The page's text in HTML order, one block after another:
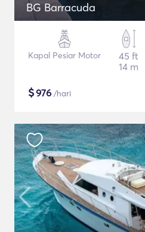
BG Barracuda
Kapal Pesiar Motor
45 ft
14 m
$976 /hari